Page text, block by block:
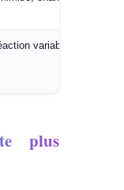
variable, parfois
plus